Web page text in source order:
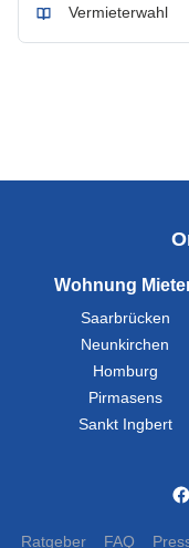
Vermieterwahl
Wohnung
Saarbrücken
Neunkirchen
Homburg
Pirmasens
Sankt Ingbert
Ratgeber FAQ